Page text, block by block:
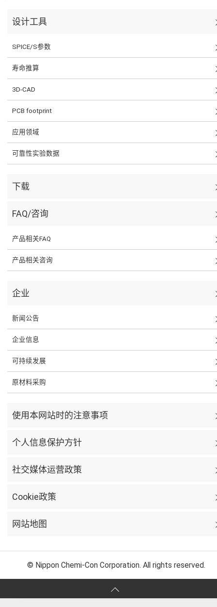
设计工具
SPICE/S参数
寿命推算
3D-CAD
PCB footprint
应用领域
可靠性实验数据
下载
FAQ/咨询
产品相关FAQ
产品相关咨询
企业
新闻公告
企业信息
可持续发展
原材料采购
使用本网站时的注意事项
个人信息保护方针
社交媒体运营政策
Cookie政策
网站地图
© Nippon Chemi-Con Corporation. All rights reserved.